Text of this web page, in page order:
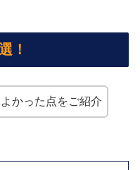
！
かった点をご紹介